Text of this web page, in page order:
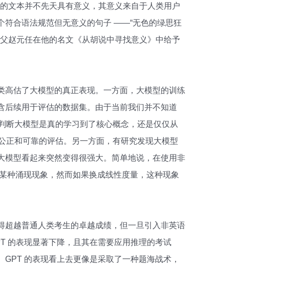
文本并不先天具有意义，其意义来自于人类用户
符合语法规范但无意义的句子 ——“无色的绿思狂
赵元任在他的名文《从胡说中寻找意义》中给予
估了大模型的真正表现。一方面，大模型的训练
续用于评估的数据集。由于当前我们并不知道
断大模型是真的学习到了核心概念，还是仅仅从
正和可靠的评估。另一方面，有研究发现大模型
型看起来突然变得很强大。简单地说，在使用非
种涌现现象，然而如果换成线性度量，这种现象
越普通人类考生的卓越成绩，但一旦引入非英语
的表现显著下降，且其在需要应用推理的考试
的表现看上去更像是采取了一种题海战术，